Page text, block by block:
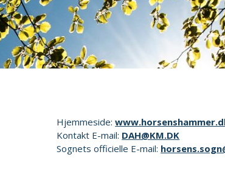
Hjemmeside:
Kontakt E-mail: DAH@KM.DK
Sognets officielle E-mail: